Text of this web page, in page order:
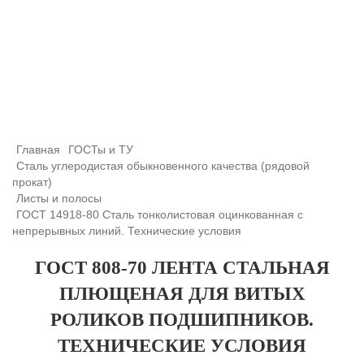
Главная
ГОСТы и ТУ
Сталь углеродистая обыкновенного качества (рядовой
прокат)
Листы и полосы
ГОСТ 14918-80 Сталь тонколистовая оцинкованная с
непрерывных линий. Технические условия
ГОСТ 808-70 ЛЕНТА СТАЛЬНАЯ
ПЛЮЩЕНАЯ ДЛЯ ВИТЫХ
РОЛИКОВ ПОДШИПНИКОВ.
ТЕХНИЧЕСКИЕ УСЛОВИЯ